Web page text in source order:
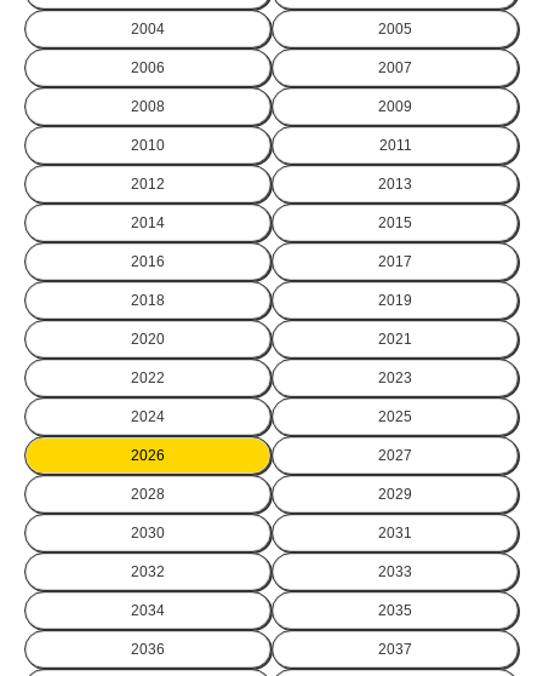
2004 2005
2006 2007
2008 2009
2010 2011
2012 2013
2014 2015
2016 2017
2018 2019
2020 2021
2022 2023
2024 2025
2026 2027
2028 2029
2030 2031
2032 2033
2034 2035
2036 2037